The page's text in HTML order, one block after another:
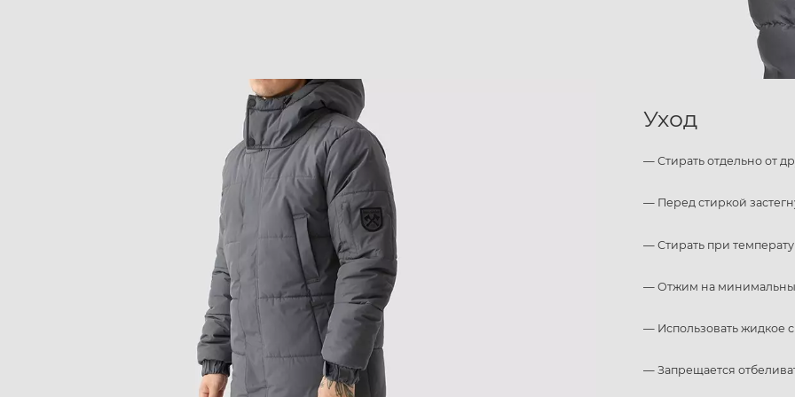
Уход
— Стирать отдельно от
— Перед стиркой
— Стирать при
— Отжим на
— Использовать жидкое
— Запрещается